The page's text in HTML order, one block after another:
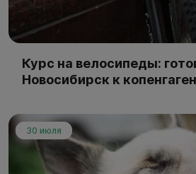
Курс на велосипеды:
Новосибирск к
30 июля